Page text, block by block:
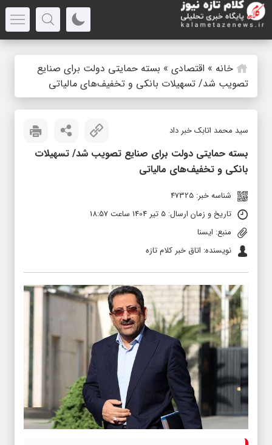
خانه » اقتصادی » بسته حمایتی دولت برای صنایع
تصویب‌ شد/ تسهیلات بانکی و تخفیف‌های مالیاتی
سید محمد اتابک خبر داد
بسته حمایتی دولت برای صنایع تصویب‌ شد/ تسهیلات
بانکی و تخفیف‌های مالیاتی
شناسه خبر: 47325
تاریخ و زمان ارسال: 5 تیر 1404 ساعت 18:57
منبع: ایسنا
نویسنده: اتاق خبر کلام تازه